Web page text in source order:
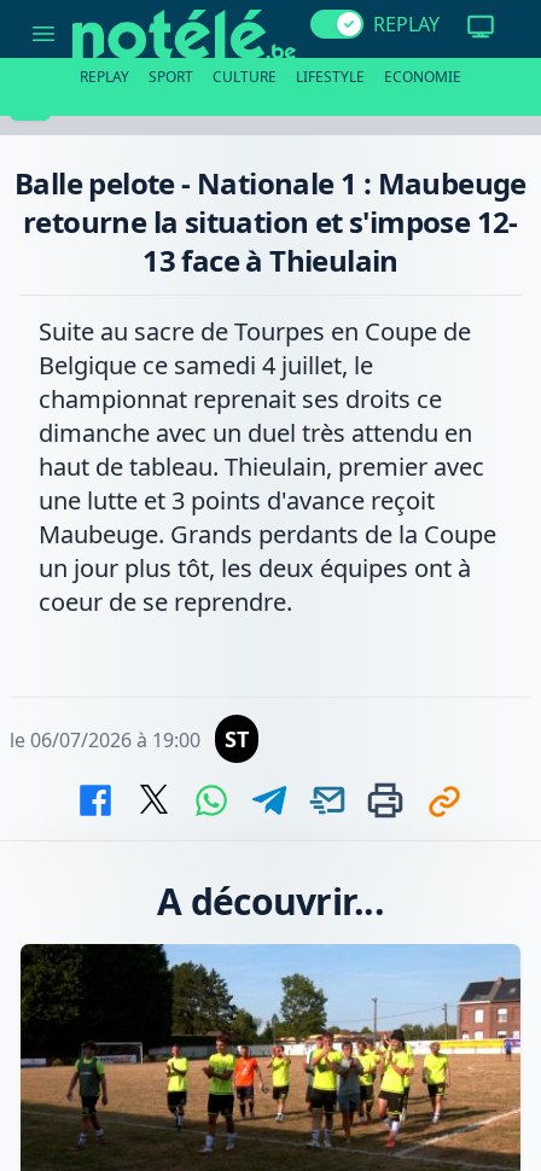
pelote
Maubeuge
situation
s'impose
REPLAY
REPLAY SPORT CULTURE LIFESTYLE ECONOMIE
Balle pelote - Nationale 1 : Maubeuge
retourne la situation et s'impose 12-
13 face à Thieulain
Suite au sacre de Tourpes en Coupe de
Belgique ce samedi 4 juillet, le
championnat reprenait ses droits ce
dimanche avec un duel très attendu en
haut de tableau. Thieulain, premier avec
une lutte et 3 points d'avance reçoit
Maubeuge. Grands perdants de la Coupe
un jour plus tôt, les deux équipes ont à
coeur de se reprendre.
le 06/07/2026 à 19:00 ST
A découvrir...